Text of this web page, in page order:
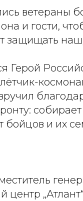
ветераны
и гости,
Герой
и их